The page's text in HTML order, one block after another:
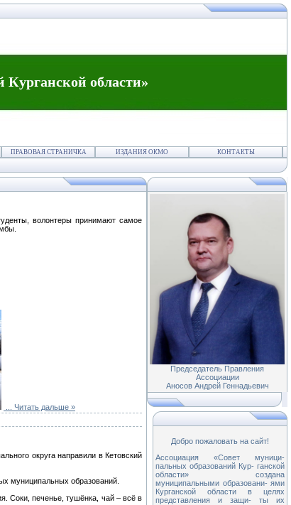
области»
ПРАВОВАЯ СТРАНИЧКА ИЗДАНИЯ ОКМО КОНТАКТЫ
волонтеры принимают самое
Читать дальше »
округа направили в Кетовский
муниципальных образований.
Соки, печенье, тушёнка, чай – всё в
Председатель Правления
Ассоциации
Аносов Андрей Геннадьевич
Добро пожаловать на сайт!
Ассоциация «Совет муници-
пальных образований Кур- ганской
области» создана
муниципальными образовани- ями
Курганской области в целях
представления и защи- ты их